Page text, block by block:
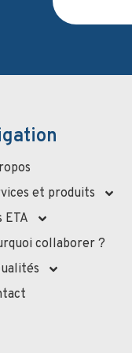
et produits
ETA
collaborer ?